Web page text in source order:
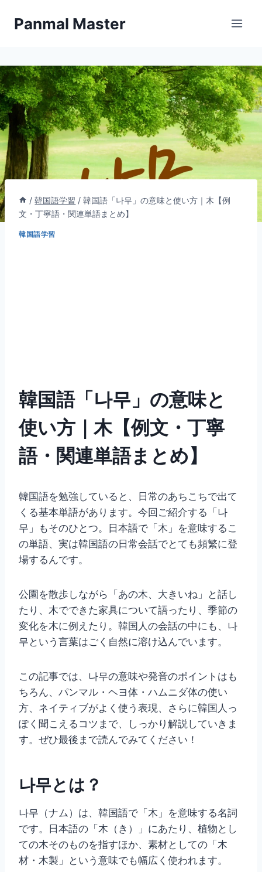
キ
ッ
プ
Panmal Master
/ 韓国語学習 / 韓国語「나무」の意味と使い方｜木【例
文・丁寧語・関連単語まとめ】
韓国語学習
韓国語「나무」の意味と
使い方｜木【例文・丁寧
語・関連単語まとめ】
韓国語を勉強していると、日常のあちこちで出て
くる基本単語があります。今回ご紹介する「나
무」もそのひとつ。日本語で「木」を意味するこ
の単語、実は韓国語の日常会話でとても頻繁に登
場するんです。
公園を散歩しながら「あの木、大きいね」と話し
たり、木でできた家具について語ったり、季節の
変化を木に例えたり。韓国人の会話の中にも、나
무という言葉はごく自然に溶け込んでいます。
この記事では、나무の意味や発音のポイントはも
ちろん、パンマル・ヘヨ体・ハムニダ体の使い
方、ネイティブがよく使う表現、さらに韓国人っ
ぽく聞こえるコツまで、しっかり解説していきま
す。ぜひ最後まで読んでみてください！
나무とは？
나무（ナム）は、韓国語で「木」を意味する名詞
です。日本語の「木（き）」にあたり、植物とし
ての木そのものを指すほか、素材としての「木
材・木製」という意味でも幅広く使われます。